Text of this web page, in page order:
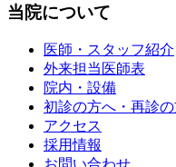
当院について
医師・スタッフ紹介
外来担当医師表
院内・設備
初診の方へ・再診
アクセス
採用情報